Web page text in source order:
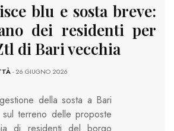
blu e sosta breve:
dei residenti per
di Bari vecchia
- 26 GIUGNO 2026
della sosta a Bari
terreno delle proposte